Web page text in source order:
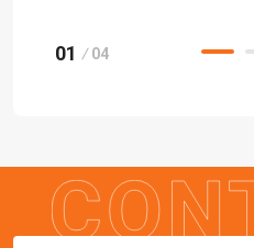
専門店が解説
01 04